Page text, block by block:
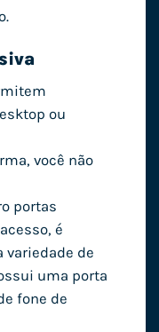
ou
você não
portas
é
de
uma porta
fone de